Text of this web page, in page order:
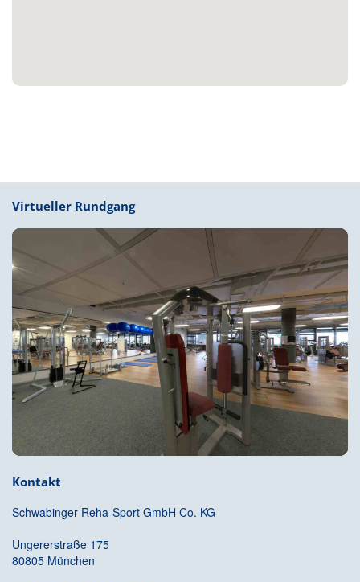
Virtueller Rundgang
Kontakt
Schwabinger Reha-Sport GmbH Co. KG
Ungererstraße 175
80805 München